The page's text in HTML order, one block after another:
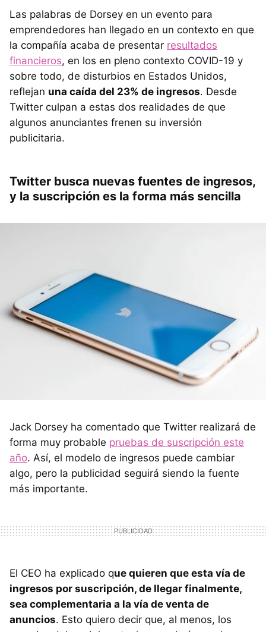
Las palabras de Dorsey en un evento para
emprendedores han llegado en un contexto en que
la compañía acaba de presentar resultados
financieros, en los en pleno contexto COVID-19 y
sobre todo, de disturbios en Estados Unidos,
reflejan una caída del 23% de ingresos. Desde
Twitter culpan a estas dos realidades de que
algunos anunciantes frenen su inversión
publicitaria.
Twitter busca nuevas fuentes de ingresos,
y la suscripción es la forma más sencilla
Jack Dorsey ha comentado que Twitter realizará de
forma muy probable pruebas de suscripción este
año. Así, el modelo de ingresos puede cambiar
algo, pero la publicidad seguirá siendo la fuente
más importante.
El CEO ha explicado que quieren que esta vía de
ingresos por suscripción, de llegar finalmente,
sea complementaria a la vía de venta de
anuncios. Esto quiero decir que, al menos, los